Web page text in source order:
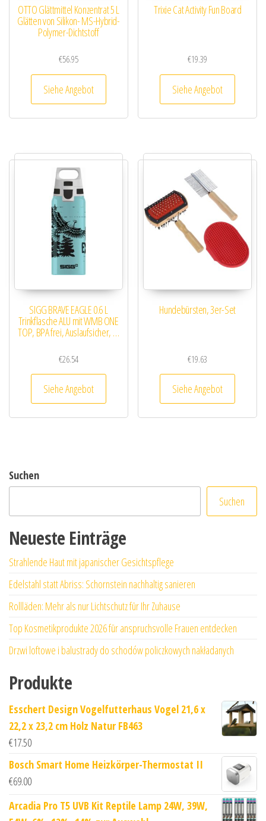
OTTO Glättmittel Konzentrat 5 L
Glätten von Silikon- MS-Hybrid-
Polymer-Dichtstoff
€56.95
Siehe Angebot
Trixie Cat Activity Fun Board
€19.39
Siehe Angebot
SIGG BRAVE EAGLE 0.6 L
Trinkflasche ALU mit WMB ONE
TOP, BPA frei, Auslaufsicher, …
€26.54
Siehe Angebot
Hundebürsten, 3er-Set
€19.63
Siehe Angebot
Suchen
Suchen
Neueste Einträge
Strahlende Haut mit japanischer Gesichtspflege
Edelstahl statt Abriss: Schornstein nachhaltig sanieren
Rollläden: Mehr als nur Lichtschutz für Ihr Zuhause
Top Kosmetikprodukte 2026 für anspruchsvolle Frauen entdecken
Drzwi loftowe i balustrady do schodów policzkowych nakładanych
Produkte
Esschert Design Vogelfutterhaus Vogel 21,6 x
22,2 x 23,2 cm Holz Natur FB463
€17.50
Bosch Smart Home Heizkörper-Thermostat II
€69.00
Arcadia Pro T5 UVB Kit Reptile Lamp 24W, 39W,